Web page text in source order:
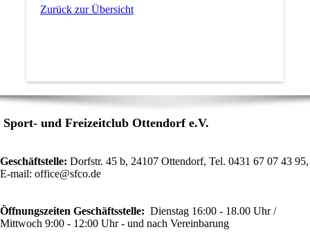
Zurück zur Übersicht
Sport- und Freizeitclub Ottendorf e.V.
Geschäftstelle: Dorfstr. 45 b, 24107 Ottendorf, Tel. 0431 67 07 43 95,
E-mail: office@sfco.de
Öffnungszeiten Geschäftsstelle: Dienstag 16:00 - 18.00 Uhr /
Mittwoch 9:00 - 12:00 Uhr - und nach Vereinbarung